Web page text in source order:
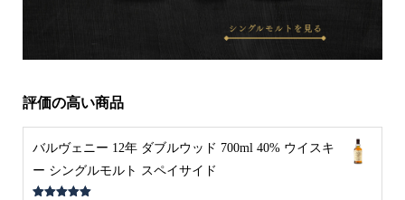
評価の高い商品
バルヴェニー 12年 ダブルウッド 700ml 40% ウイスキ
ー シングルモルト スペイサイド